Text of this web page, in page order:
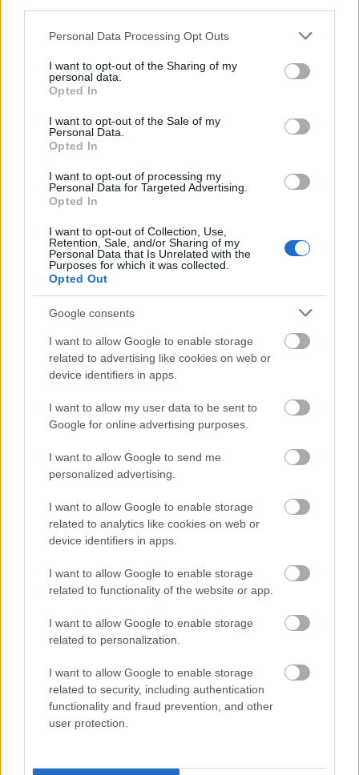
Please note that this website/app uses one or more Google
not limited to your visit or usage behaviour. You may click to
grant or deny consent to Google and its third-party tags to
use your data for below specified purposes in below Google
consent section.
Personal Data Processing Opt Outs
I want to opt-out of the Sharing of my
personal data.
Opted In
I want to opt-out of the Sale of my
Personal Data.
Opted In
I want to opt-out of processing my
Personal Data for Targeted Advertising.
Opted In
I want to opt-out of Collection, Use,
Retention, Sale, and/or Sharing of my
Personal Data that Is Unrelated with the
Purposes for which it was collected.
Opted Out
Google consents
I want to allow Google to enable storage
related to advertising like cookies on web or
device identifiers in apps.
I want to allow my user data to be sent to
Google for online advertising purposes.
I want to allow Google to send me
personalized advertising.
I want to allow Google to enable storage
related to analytics like cookies on web or
device identifiers in apps.
I want to allow Google to enable storage
related to functionality of the website or app.
I want to allow Google to enable storage
related to personalization.
I want to allow Google to enable storage
related to security, including authentication
functionality and fraud prevention, and other
user protection.
Salzburgi trolibuszok
_zahnrad•2018. szeptember 22.
Salzburgban trolibuszok látják el a közösségi
közlekedés oroszlánrészét. Ez nem túl gyakori a
világban, megnéztük milyen járművek közlekednek
Solaris-Škoda Trollino teszt
_zahnrad•2016. július 03.
Budapesten szolgáló új trolibuszokat. Miért ilyen